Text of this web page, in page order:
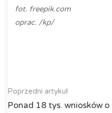
fot. freepik.com
oprac. /kp/
Poprzedni artykuł
Ponad 18 tys. wniosków